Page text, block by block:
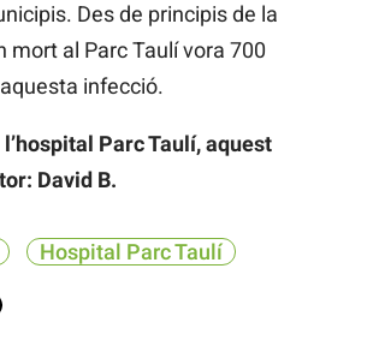
Des de principis de la
mort al Parc Taulí vora 700
infecció.
Parc Taulí, aquest
David B.
Hospital Parc Taulí